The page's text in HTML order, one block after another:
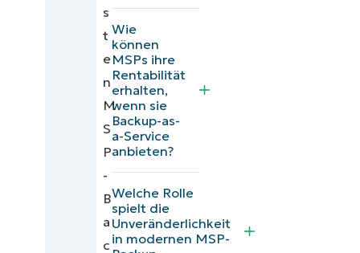
(Capterra)
Abschließende
Bewertungen und
Zusammenfassungen
der besten MSP-
Cloud-Backup-
Lösungen
Vergleich
s
t
e
n
M
S
P
-
B
a
c
Wie
können
MSPs ihre
Rentabilität
erhalten,
wenn sie
Backup-as-
a-Service
anbieten?
Welche Rolle
spielt die
Unveränderlichkeit
in modernen MSP-